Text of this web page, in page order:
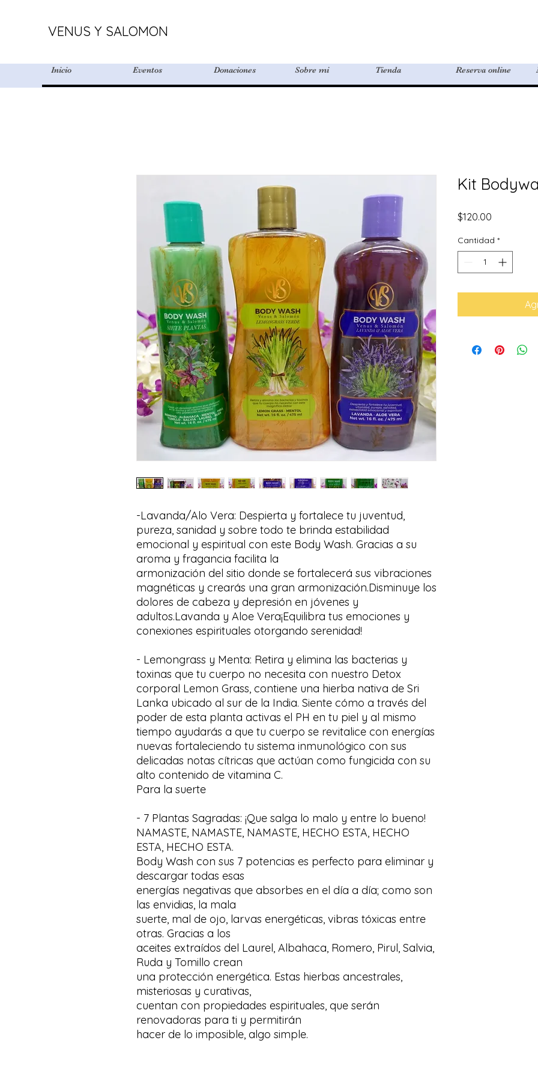
VENUS Y SALOMON
Inicio Eventos Donaciones Sobre mi Tienda Reserva online
-Lavanda/Alo Vera: Despierta y fortalece tu juventud,
pureza, sanidad y sobre todo te brinda estabilidad
emocional y espiritual con este Body Wash. Gracias a su
aroma y fragancia facilita la
armonización del sitio donde se fortalecerá sus vibraciones
magnéticas y crearás una gran armonización.Disminuye los
dolores de cabeza y depresión en jóvenes y
adultos.Lavanda y Aloe Vera¡Equilibra tus emociones y
conexiones espirituales otorgando serenidad!
- Lemongrass y Menta: Retira y elimina las bacterias y
toxinas que tu cuerpo no necesita con nuestro Detox
corporal Lemon Grass, contiene una hierba nativa de Sri
Lanka ubicado al sur de la India. Siente cómo a través del
poder de esta planta activas el PH en tu piel y al mismo
tiempo ayudarás a que tu cuerpo se revitalice con energías
nuevas fortaleciendo tu sistema inmunológico con sus
delicadas notas cítricas que actúan como fungicida con su
alto contenido de vitamina C.
Para la suerte
- 7 Plantas Sagradas: ​​¡Que salga lo malo y entre lo bueno!
NAMASTE, NAMASTE, NAMASTE, HECHO ESTA, HECHO
ESTA, HECHO ESTA.
Body Wash con sus 7 potencias es perfecto para eliminar y
descargar todas esas
energías negativas que absorbes en el día a día; como son
las envidias, la mala
suerte, mal de ojo, larvas energéticas, vibras tóxicas entre
otras. Gracias a los
aceites extraídos del Laurel, Albahaca, Romero, Pirul, Salvia,
Ruda y Tomillo crean
una protección energética. Estas hierbas ancestrales,
misteriosas y curativas,
cuentan con propiedades espirituales, que serán
renovadoras para ti y permitirán
hacer de lo imposible, algo simple.
Kit
$120.00
Cantidad *